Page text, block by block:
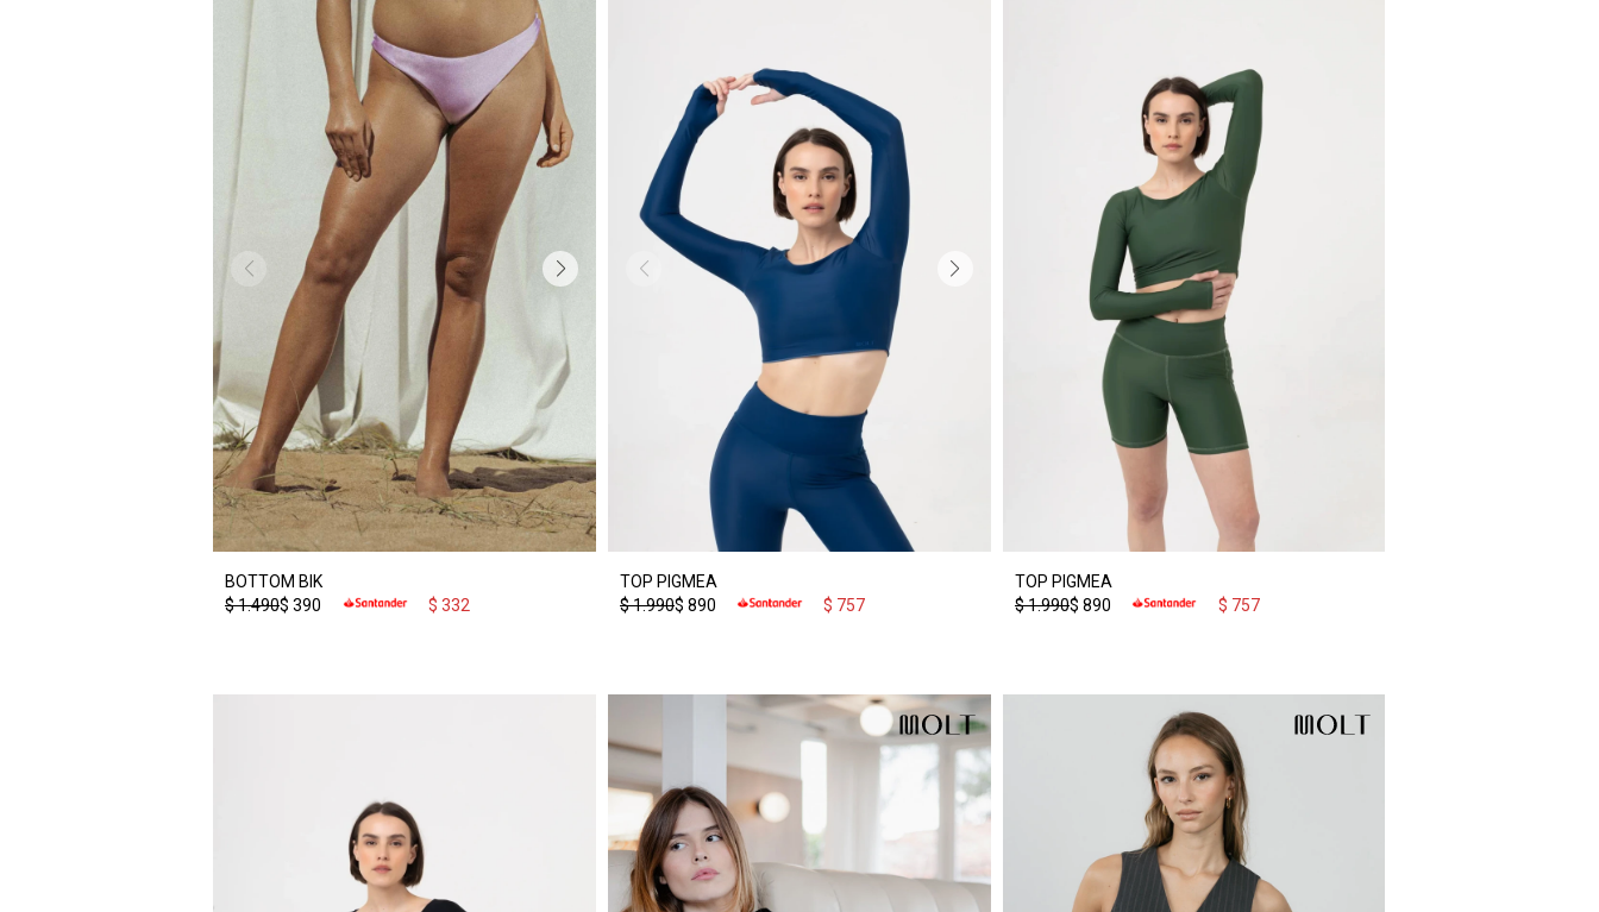
BOTTOM BIK
$ 390
$1.490 $ 332
TOP PIGMEA
$ 890
$1.990 $ 757
TOP PIGMEA
$ 890
$1.990 $ 757